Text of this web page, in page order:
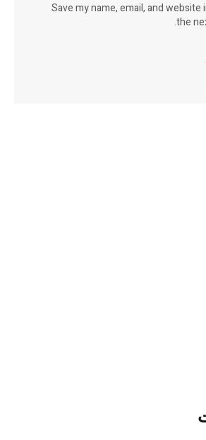
Save my name, email, and
the